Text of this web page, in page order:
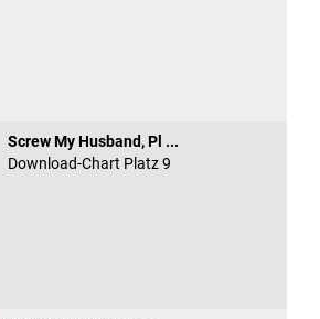
Screw My Husband, Pl ...
Download-Chart Platz 9